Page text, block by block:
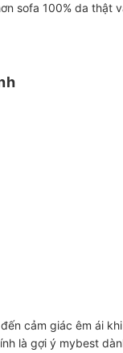
sofa 100% da thật
cảm giác êm ái
là gợi ý mybest